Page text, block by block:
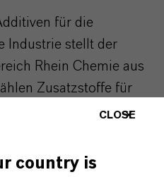
für die
Industrie stellt der
Rhein Chemie aus
Zusatzstoffe für
langlebiger
unterschiedlichsten
Reifen,
CLOSE
country is